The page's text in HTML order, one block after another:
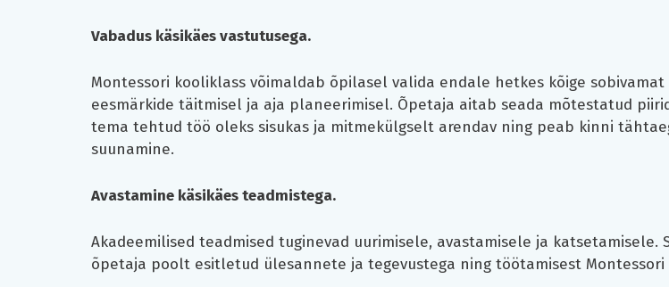
Vabadus käsikäes vastutusega.
Montessori kooliklass võimaldab õpilasel valida endale hetkes kõige
eesmärkide täitmisel ja aja planeerimisel. Õpetaja aitab seada mõtestatud
tema tehtud töö oleks sisukas ja mitmekülgselt arendav ning peab kinni
suunamine.
Avastamine käsikäes teadmistega.
Akadeemilised teadmised tuginevad uurimisele, avastamisele ja
õpetaja poolt esitletud ülesannete ja tegevustega ning töötamisest Montessori